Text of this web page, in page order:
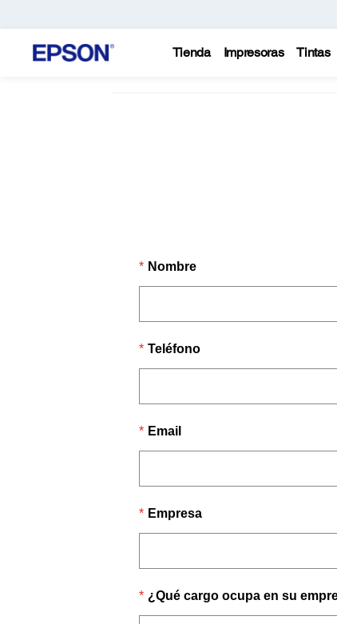
Tienda Impresoras Tintas